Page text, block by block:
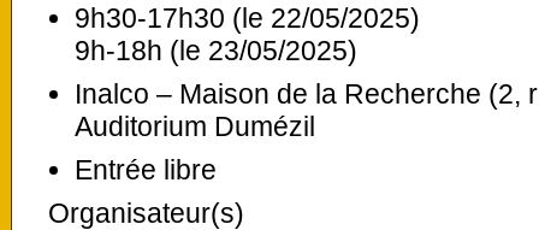
9h30-17h30 (le 22/05/2025)
9h-18h (le 23/05/2025)
Inalco – Maison de la Recherche (2,
Auditorium Dumézil
Entrée libre
Organisateur(s)